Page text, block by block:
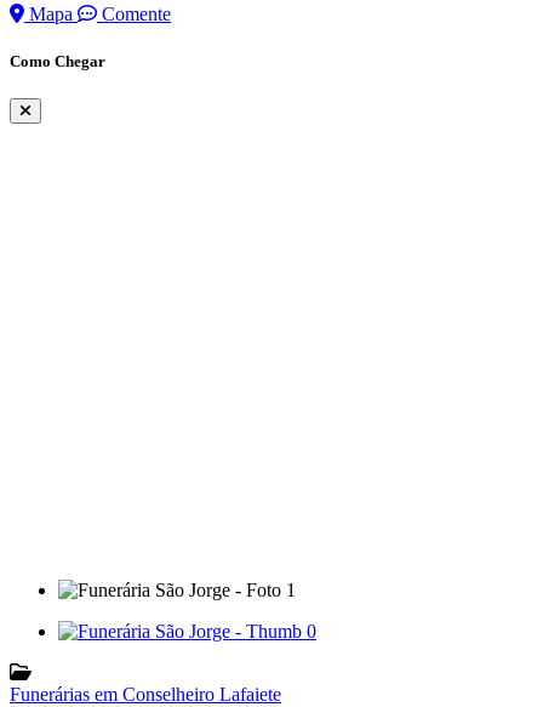
Mapa
Comente
Como Chegar
Funerárias em Conselheiro Lafaiete